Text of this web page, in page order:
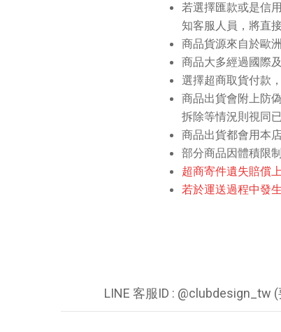
若選擇匯款或是信
知客服人員，將直
商品貨源來自於歐
商品大多經過國際
選擇超商取貨付款
商品出貨會附上防
拆除等情況則視同
商品出貨都會用本
部分商品因體積限
超商寄件遺失賠償
若於運送過程中發
LINE 客服ID : @clubdesign_tw (